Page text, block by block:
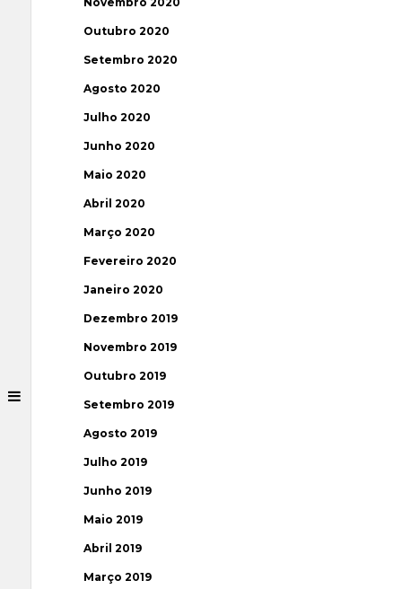
Outubro 2020
Setembro 2020
Agosto 2020
Julho 2020
Junho 2020
Maio 2020
Abril 2020
Março 2020
Fevereiro 2020
Janeiro 2020
Dezembro 2019
Novembro 2019
Outubro 2019
Setembro 2019
Agosto 2019
Julho 2019
Junho 2019
Maio 2019
Abril 2019
Março 2019